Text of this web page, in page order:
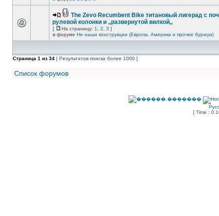
The Zevo Recumbent Bike титановый лигерад с
рулевой колонки и ,,развернутой вилкой,,
[ На страницу: 1 2 3 ]
в форуме Не наши конструкции (Европа, Америка и прочие буржуи)
Страница 1 из 34 [ Результатов поиска более 1000 ]
Список форумов
[ Time :